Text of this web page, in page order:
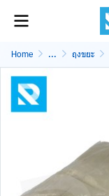
Home ... ถุงขยะ